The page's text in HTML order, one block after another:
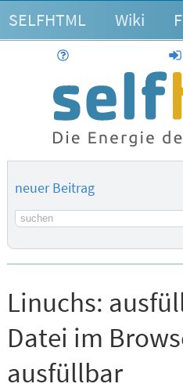
SELFHTML Wiki
neuer Beitrag
Suchbegriff
Linuchs:
Datei im
ausfüllbar